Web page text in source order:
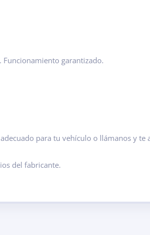
garantizado.
para tu vehículo o llámanos y te
del fabricante.